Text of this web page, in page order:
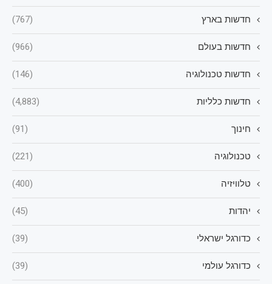
חדשות בארץ (767)
חדשות בעולם (966)
חדשות טכנולוגיה (146)
חדשות כלליות (4,883)
חינוך (91)
טכנולוגיה (221)
טלוויזיה (400)
יהדות (45)
כדורגל ישראלי (39)
כדורגל עולמי (39)